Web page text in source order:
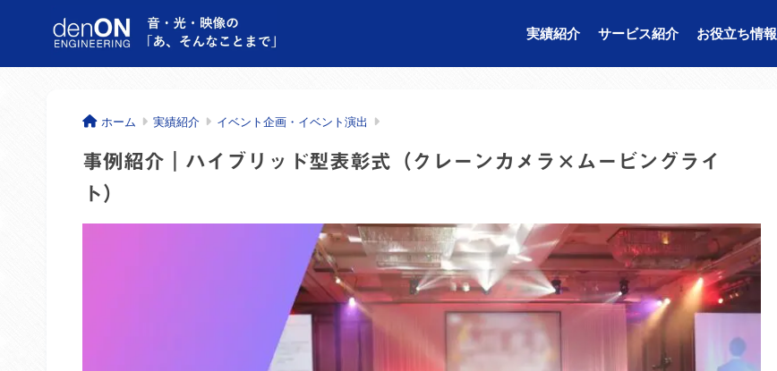
実績紹介 サービス紹介 お役立ち情報
ホーム 実績紹介 イベント企画・イベント演出
事例紹介｜ハイブリッド型表彰式（クレーンカメラ×ムービングライ
ト）